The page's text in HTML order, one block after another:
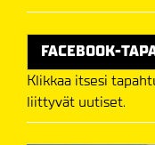
FACEBOOK-
Klikkaa itsesi
liittyvät uutiset.